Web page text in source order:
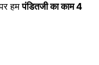
हमपंडितजी का काम 4